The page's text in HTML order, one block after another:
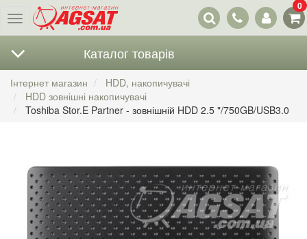
Меню
Наші
контакти
0
Каталог товарів
Інтернет магазин
HDD, накопичувачі
HDD зовнішні накопичувачі
Toshiba Stor.E Partner - зовнішній HDD 2.5 "/750GB/USB3.0